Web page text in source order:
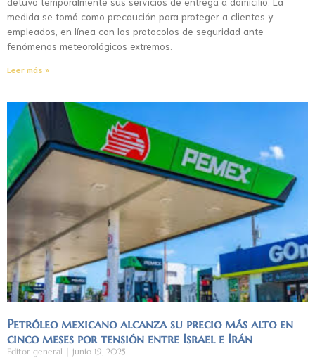
medida se tomó como precaución para proteger a clientes y
empleados, en línea con los protocolos de seguridad ante
fenómenos meteorológicos extremos.
Leer más »
Petróleo mexicano alcanza su precio más alto en
cinco meses por tensión entre Israel e Irán
Editor general junio 19, 2025